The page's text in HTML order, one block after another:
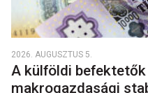
2026. AUGUSZTUS 5.
A külföldi befektetők
makrogazdasági